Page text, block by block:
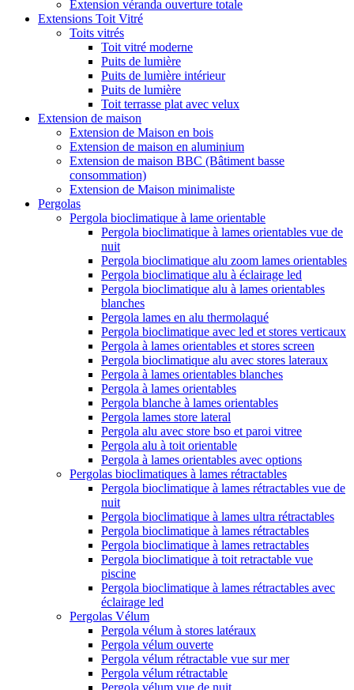
Extension véranda ouverture totale
Extensions Toit Vitré
Toits vitrés
Toit vitré moderne
Puits de lumière
Puits de lumière intérieur
Puits de lumière
Toit terrasse plat avec velux
Extension de maison
Extension de Maison en bois
Extension de maison en aluminium
Extension de maison BBC (Bâtiment basse
consommation)
Extension de Maison minimaliste
Pergolas
Pergola bioclimatique à lame orientable
Pergola bioclimatique à lames orientables vue de
nuit
Pergola bioclimatique alu zoom lames orientables
Pergola bioclimatique alu à éclairage led
Pergola bioclimatique alu à lames orientables
blanches
Pergola lames en alu thermolaqué
Pergola bioclimatique avec led et stores verticaux
Pergola à lames orientables et stores screen
Pergola bioclimatique alu avec stores lateraux
Pergola à lames orientables blanches
Pergola à lames orientables
Pergola blanche à lames orientables
Pergola lames store lateral
Pergola alu avec store bso et paroi vitree
Pergola alu à toit orientable
Pergola à lames orientables avec options
Pergolas bioclimatiques à lames rétractables
Pergola bioclimatique à lames rétractables vue de
nuit
Pergola bioclimatique à lames ultra rétractables
Pergola bioclimatique à lames rétractables
Pergola bioclimatique à lames retractables
Pergola bioclimatique à toit retractable vue
piscine
Pergola bioclimatique à lames rétractables avec
éclairage led
Pergolas Vélum
Pergola vélum à stores latéraux
Pergola vélum ouverte
Pergola vélum rétractable vue sur mer
Pergola vélum rétractable
Pergola vélum vue de nuit